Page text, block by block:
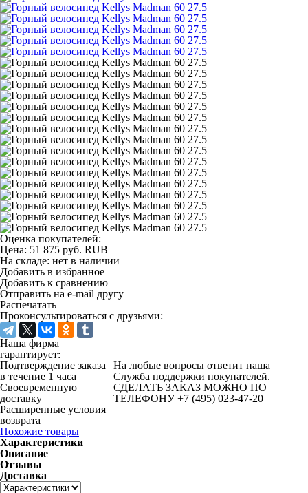
Оценка покупателей:
Цена: 51 875 руб. RUB
На складе: нет в наличии
Добавить в избранное
Добавить к сравнению
Отправить на e-mail другу
Распечатать
Проконсультироваться с друзьями:
Наша фирма
гарантирует:
Подтверждение заказа
в течение 1 часа
Своевременную
доставку
Расширенные условия
возврата
На любые вопросы ответит наша
Служба поддержки покупателей.
СДЕЛАТЬ ЗАКАЗ МОЖНО ПО
ТЕЛЕФОНУ +7 (495) 023-47-20
Похожие товары
Характеристики
Описание
Отзывы
Доставка